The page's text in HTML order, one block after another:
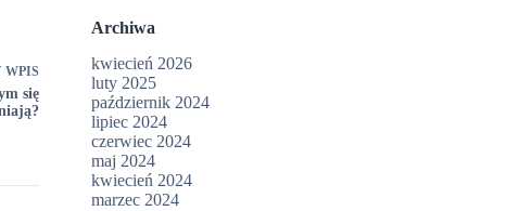
WPIS
się
Archiwa
kwiecień 2026
luty 2025
październik 2024
lipiec 2024
czerwiec 2024
maj 2024
kwiecień 2024
marzec 2024